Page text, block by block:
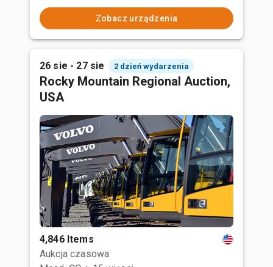
Zobacz urządzenia
26 sie - 27 sie 2 dzień wydarzenia
Rocky Mountain Regional Auction,
USA
4,846 Items
Aukcja czasowa